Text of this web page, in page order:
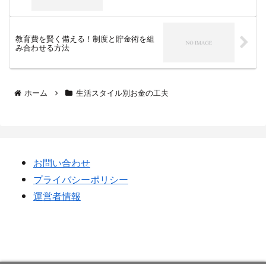
教育費を賢く備える！制度と貯金術を組
み合わせる方法
ホーム 生活スタイル別お金の工夫
お問い合わせ
プライバシーポリシー
運営者情報
お金を貯めたい人はこうしろ！